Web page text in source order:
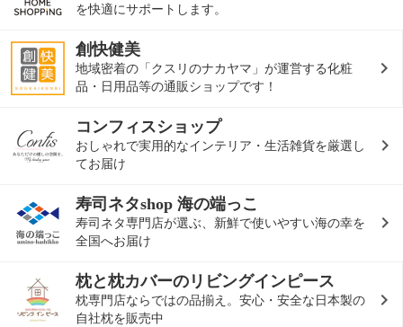
を快適にサポートします。
創快健美
地域密着の「クスリのナカヤマ」が運営する化粧
品・日用品等の通販ショップです！
コンフィスショップ
おしゃれで実用的なインテリア・生活雑貨を厳選し
てお届け
寿司ネタshop 海の端っこ
寿司ネタ専門店が選ぶ、新鮮で使いやすい海の幸を
全国へお届け
枕と枕カバーのリビングインピース
枕専門店ならではの品揃え。安心・安全な日本製の
自社枕を販売中